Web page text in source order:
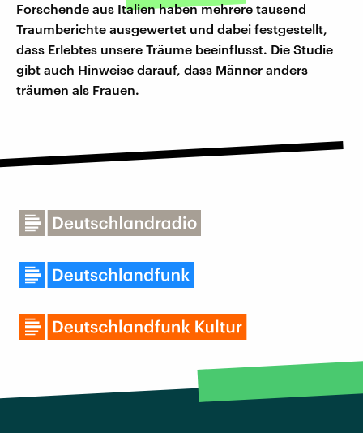
Forschende aus Italien haben mehrere tausend
Traumberichte ausgewertet und dabei festgestellt,
dass Erlebtes unsere Träume beeinflusst. Die Studie
gibt auch Hinweise darauf, dass Männer anders
träumen als Frauen.